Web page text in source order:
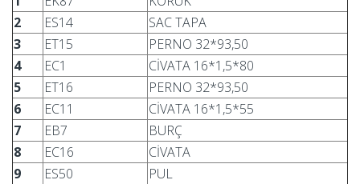
2
ES14
SAC TAPA
3
ET15
PERNO 32*93,50
4
EC1
CİVATA 16*1,5*80
5
ET16
PERNO 32*93,50
6
EC11
CİVATA 16*1,5*55
7
EB7
BURÇ
8
EC16
CİVATA
9
ES50
PUL